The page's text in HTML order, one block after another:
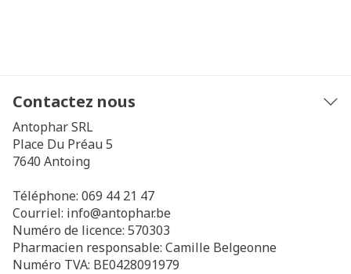
Contactez nous
Antophar SRL
Place Du Préau 5
7640 Antoing
Téléphone: 069 44 21 47
Courriel: info@antophar.be
Numéro de licence: 570303
Pharmacien responsable: Camille Belgeonne
Numéro TVA: BE0428091979